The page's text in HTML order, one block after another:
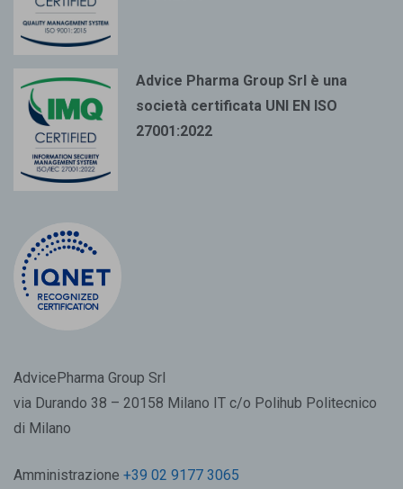
Advice Pharma Group Srl è una
società certificata UNI EN ISO
27001:2022
AdvicePharma Group Srl
via Durando 38 – 20158 Milano IT c/o Polihub Politecnico
di Milano
Amministrazione +39 02 9177 3065